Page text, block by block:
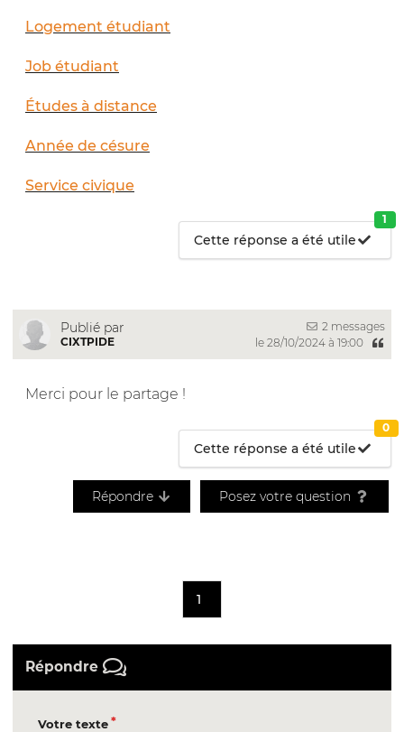
Logement étudiant
Job étudiant
Études à distance
Année de césure
Service civique
Cette réponse a été utile
1
Publié par
CIXTPIDE
2 messages
le 28/10/2024 à 19:00
Merci pour le partage !
Cette réponse a été utile
0
Répondre Posez votre question
1
Répondre
Votre texte